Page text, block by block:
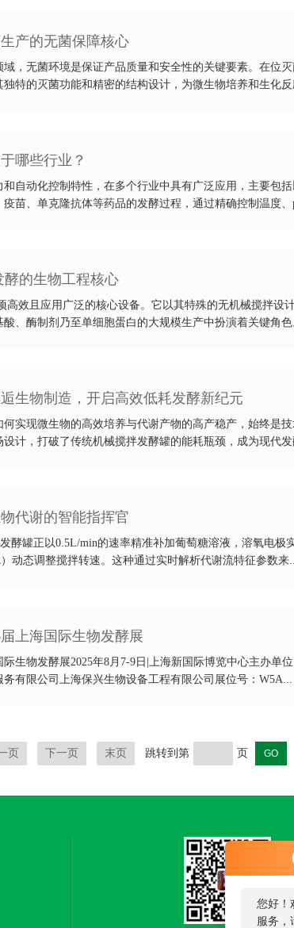
您好！
服务，
产的无菌保障核心
，无菌环境是保证产品质量和安全性的关键要素。在位
特的灭菌功能和精密的结构设计，为微生物培养和生化
哪些行业？
自动化控制特性，在多个行业中具有广泛应用，主要包括
苗、单克隆抗体等药品的发酵过程，通过精确控制温度
酵的生物工程核心
高效且应用广泛的核心设备。它以其特殊的无机械搅拌设
、酶制剂乃至单细胞蛋白的大规模生产中扮演着关键角
生物制造，开启高效低耗发酵新纪元
实现微生物的高效培养与代谢产物的高产稳产，始终是
计，打破了传统机械搅拌发酵罐的能耗瓶颈，成为现代
代谢的智能指挥官
酵罐正以0.5L/min的速率精准补加葡萄糖溶液，溶氧电极
动态调整搅拌转速。这种通过实时解析代谢流特征参数来
上海国际生物发酵展
生物发酵展2025年8月7-9日|上海新国际博览中心主办单
有限公司上海保兴生物设备工程有限公司展位号：W5A...
页 下一页 末页 跳转到第 页